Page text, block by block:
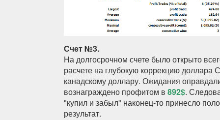
Счет №3.
На долгосрочном счете было открыто
расчете на глубокую коррекцию
канадскому доллару. Ожидания
вознаграждено профитом в 892$.
"купил и забыл" наконец-то принесло
результат.